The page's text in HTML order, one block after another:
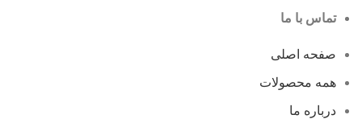
تماس با ما
صفحه اصلی
همه محصولات
درباره ما